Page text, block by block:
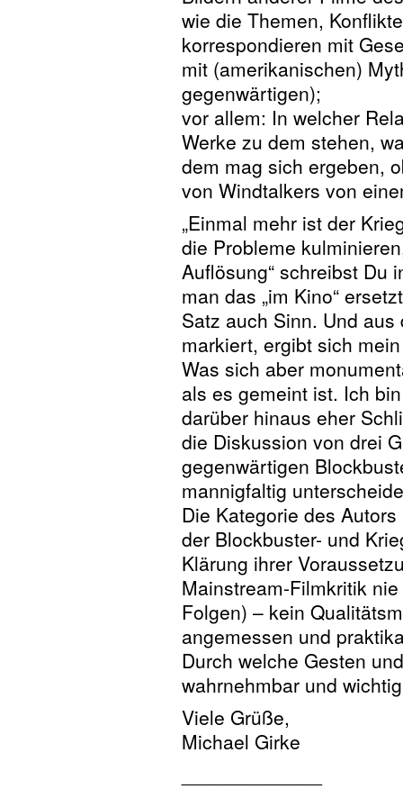
wie die Themen,
korrespondieren mit
mit (amerikanischen)
gegenwärtigen);
vor allem: In welcher
Werke zu dem stehen,
dem mag sich ergeben,
von Windtalkers von
„Einmal mehr ist der
die Probleme
Auflösung“ schreibst Du
man das „im Kino“
Satz auch Sinn. Und
markiert, ergibt sich
Was sich aber
als es gemeint ist. Ich
darüber hinaus eher
die Diskussion von drei
gegenwärtigen
mannigfaltig
Die Kategorie des
der Blockbuster- und
Klärung ihrer
Mainstream-Filmkritik
Folgen) – kein
angemessen und
Durch welche Gesten
wahrnehmbar und
Viele Grüße,
Michael Girke